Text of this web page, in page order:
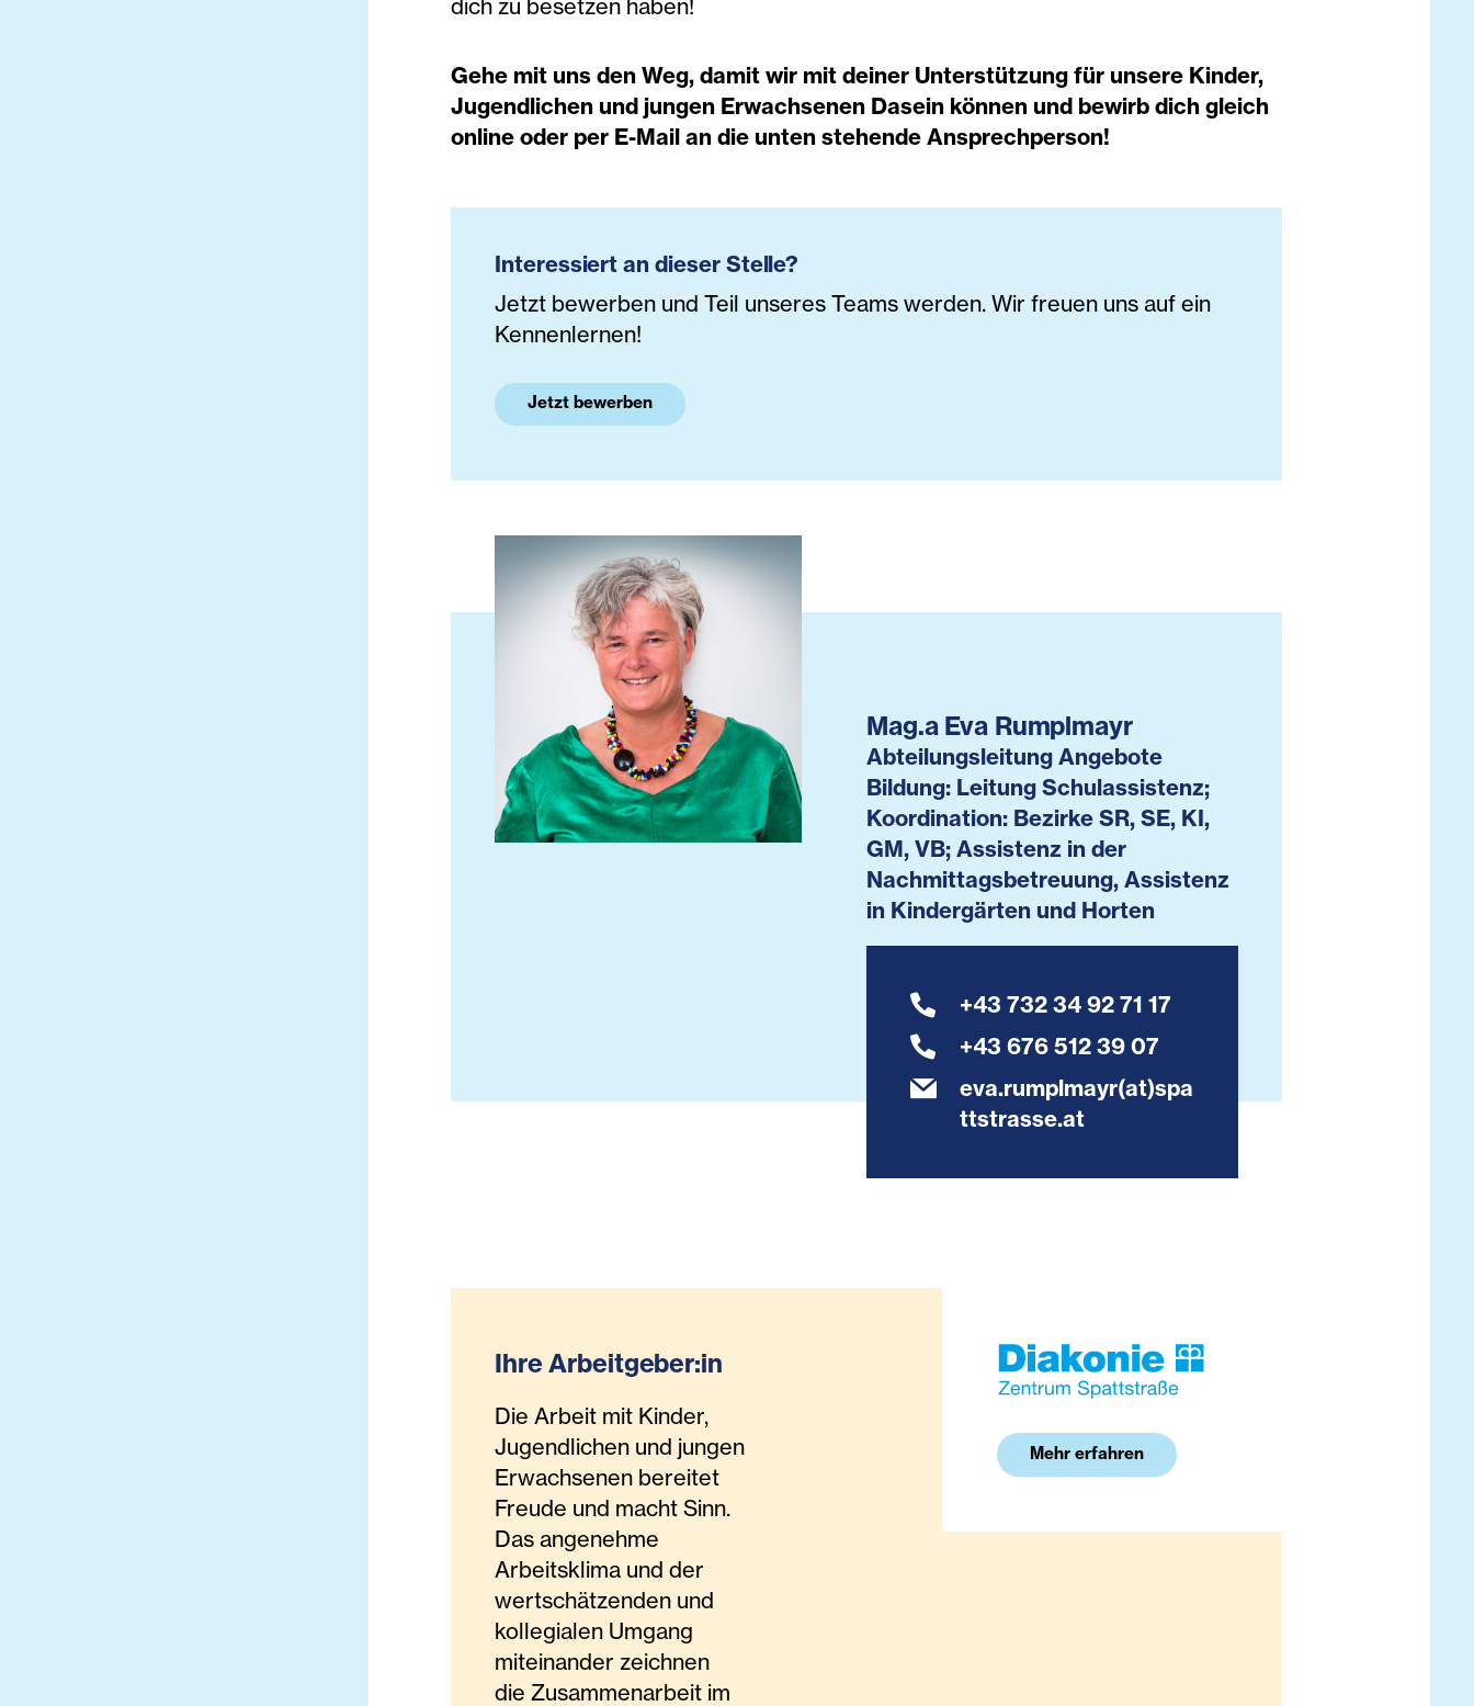
dich zu besetzen haben!
Gehe mit uns den Weg, damit wir mit deiner Unterstützung für unsere Kinder,
Jugendlichen und jungen Erwachsenen Dasein können und bewirb dich gleich
online oder per E-Mail an die unten stehende Ansprechperson!
Interessiert an dieser Stelle?
Jetzt bewerben und Teil unseres Teams werden. Wir freuen uns auf ein
Kennenlernen!
Jetzt bewerben
Mag.a Eva Rumplmayr
Abteilungsleitung Angebote
Bildung: Leitung Schulassistenz;
Koordination: Bezirke SR, SE, KI,
GM, VB; Assistenz in der
Nachmittagsbetreuung, Assistenz
in Kindergärten und Horten
+43 732 34 92 71 17
+43 676 512 39 07
eva.rumplmayr(at)spa
ttstrasse.at
Ihre Arbeitgeber:in
Die Arbeit mit Kinder,
Jugendlichen und jungen
Erwachsenen bereitet
Freude und macht Sinn.
Das angenehme
Arbeitsklima und der
wertschätzenden und
kollegialen Umgang
miteinander zeichnen
die Zusammenarbeit im
Mehr erfahren